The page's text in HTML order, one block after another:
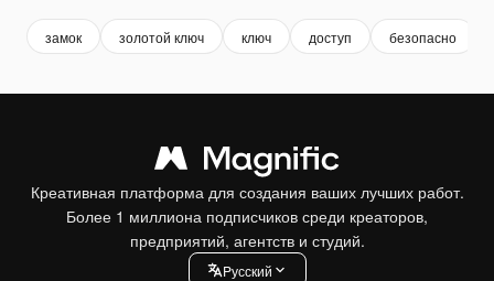
замок золотой ключ ключ доступ безопасно
Креативная платформа для создания ваших лучших работ.
Более 1 миллиона подписчиков среди креаторов,
предприятий, агентств и студий.
Pусский